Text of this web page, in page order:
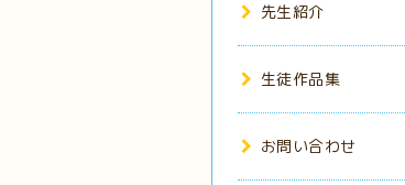
先生紹介
生徒作品集
お問い合わせ